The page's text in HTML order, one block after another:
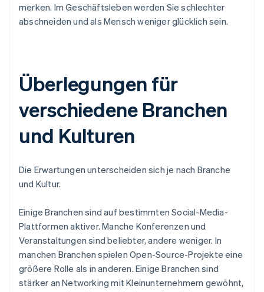
merken. Im Geschäftsleben werden Sie schlechter
abschneiden und als Mensch weniger glücklich sein.
Überlegungen für
verschiedene Branchen
und Kulturen
Die Erwartungen unterscheiden sich je nach Branche
und Kultur.
Einige Branchen sind auf bestimmten Social-Media-
Plattformen aktiver. Manche Konferenzen und
Veranstaltungen sind beliebter, andere weniger. In
manchen Branchen spielen Open-Source-Projekte eine
größere Rolle als in anderen. Einige Branchen sind
stärker an Networking mit Kleinunternehmern gewöhnt,